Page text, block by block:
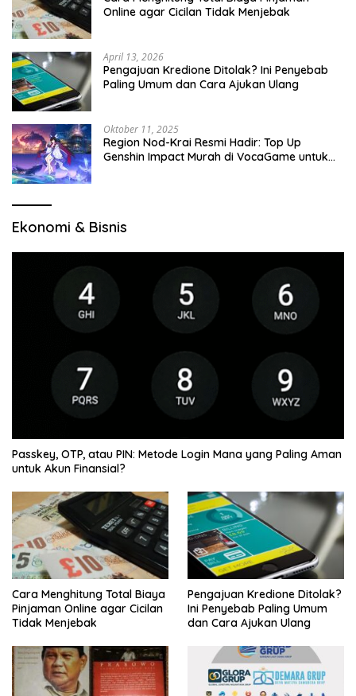
Online agar Cicilan Tidak Menjebak
April 13, 2026
Pengajuan Kredione Ditolak? Ini Penyebab
Paling Umum dan Cara Ajukan Ulang
Oktober 11, 2025
Region Nod-Krai Resmi Hadir: Top Up
Genshin Impact Murah di VocaGame untuk
Ekonomi & Bisnis
Passkey, OTP, atau PIN: Metode Login Mana yang Paling Aman
untuk Akun Finansial?
Cara Menghitung Total Biaya
Pinjaman Online agar Cicilan
Tidak Menjebak
Pengajuan Kredione Ditolak?
Ini Penyebab Paling Umum
dan Cara Ajukan Ulang